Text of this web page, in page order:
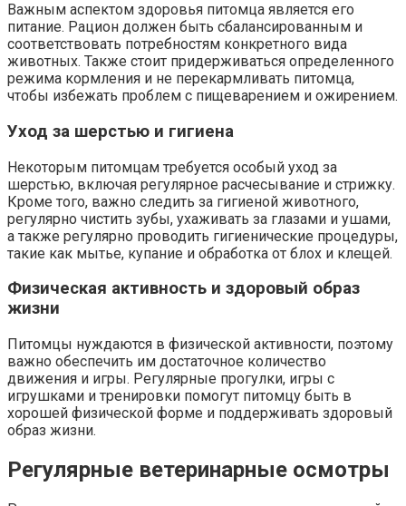
Важным аспектом здоровья питомца является его
питание. Рацион должен быть сбалансированным и
соответствовать потребностям конкретного вида
животных. Также стоит придерживаться определенного
режима кормления и не перекармливать питомца,
чтобы избежать проблем с пищеварением и ожирением.
Уход за шерстью и гигиена
Некоторым питомцам требуется особый уход за
шерстью, включая регулярное расчесывание и стрижку.
Кроме того, важно следить за гигиеной животного,
регулярно чистить зубы, ухаживать за глазами и ушами,
а также регулярно проводить гигиенические процедуры,
такие как мытье, купание и обработка от блох и клещей.
Физическая активность и здоровый образ
жизни
Питомцы нуждаются в физической активности, поэтому
важно обеспечить им достаточное количество
движения и игры. Регулярные прогулки, игры с
игрушками и тренировки помогут питомцу быть в
хорошей физической форме и поддерживать здоровый
образ жизни.
Регулярные ветеринарные осмотры